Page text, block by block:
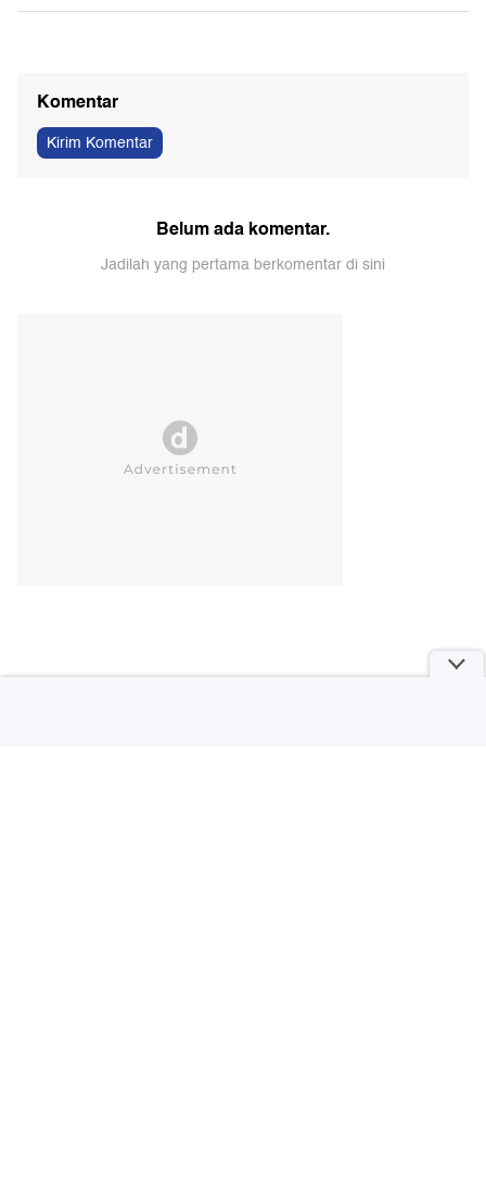
Komentar
Kirim Komentar
Belum ada komentar.
Jadilah yang pertama berkomentar di sini